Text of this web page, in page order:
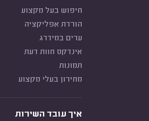
חיפוש בעל מקצוע
הורדת אפליקציה
ערים במידרג
אינדקס חוות דעת
תמונות
מחירון בעלי מקצוע
איך עובד השירות